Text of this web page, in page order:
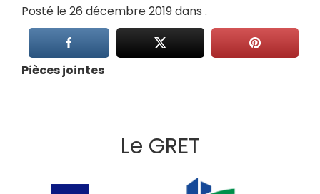
Posté le 26 décembre 2019 dans .
Pièces jointes
Le GRET